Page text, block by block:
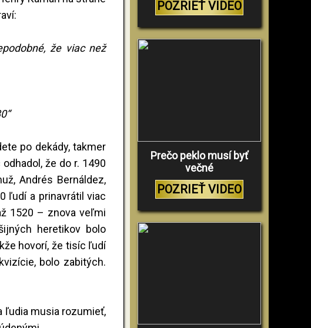
že viac než
po dekády, takmer
že do r. 1490
Andrés Bernáldez,
ľudí a prinavrátil viac
1520 – znova veľmi
heretikov bolo
hovorí, že tisíc ľudí
bolo zabitých.
ľudia musia rozumieť,
POZRIEŤ VIDEO
Prečo peklo musí byť
večné
POZRIEŤ VIDEO